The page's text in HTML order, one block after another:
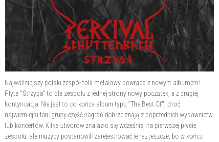
Najważniejszy polski zespół folk-metalowy powraca z nowym albumem!
Płyta "Strzyga" to dla zespołu z jednej strony nowy początek, a z drugiej
kontynuacja. Nie jest to do końca album typu "The Best Of", choć
najwierniejsi fani grupy część nagrań dobrze znają z poprzednich wydawnictw
lub koncertów. Kilka utworów znalazło się wcześniej na pierwszej płycie
zespołu, ale muzycy postanowili zarejestrować je raz jeszcze, bo w końcu